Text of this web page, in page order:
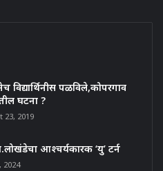
विद्यार्थिनीस पळविले,कोपरगाव
घटना ?
23, 2019
आश्चर्यकारक ‘यु’ टर्न
2024